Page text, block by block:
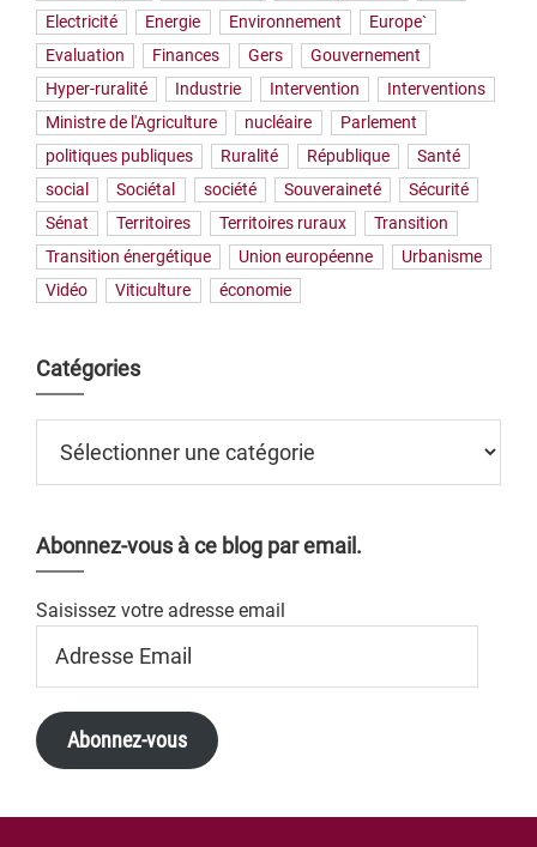
Electricité
Energie Environnement
Europe`
Evaluation
Finances Gers
Gouvernement
Hyper-ruralité
Industrie Intervention
Interventions
Ministre de l'Agriculture
nucléaire
Parlement
politiques publiques
Ruralité République
Santé
social
Sociétal société Souveraineté
Sécurité
Sénat
Territoires Territoires ruraux
Transition
Transition énergétique
Union européenne
Urbanisme
Vidéo
Viticulture économie
Catégories
Abonnez-vous à ce blog par email.
Saisissez votre adresse email
Email
Abonnez-vous